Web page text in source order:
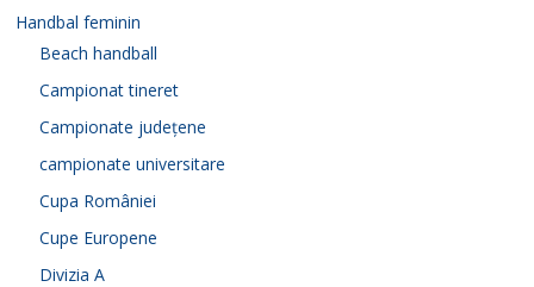
Handbal feminin
Beach handball
Campionat tineret
Campionate județene
campionate universitare
Cupa României
Cupe Europene
Divizia A